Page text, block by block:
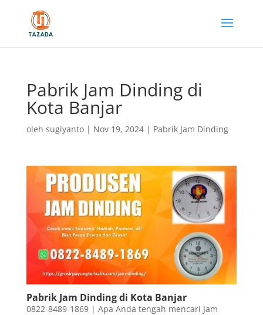
Pabrik Jam Dinding di
Kota Banjar
oleh sugiyanto| Nov 19, 2024| Pabrik Jam Dinding
Pabrik Jam Dinding di Kota Banjar
0822-8489-1869 | Apa Anda tengah mencari Jam